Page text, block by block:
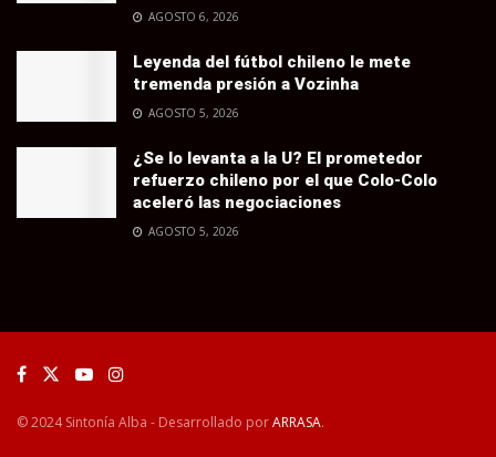
AGOSTO 6, 2026
Leyenda del fútbol chileno le mete
tremenda presión a Vozinha
AGOSTO 5, 2026
¿Se lo levanta a la U? El prometedor
refuerzo chileno por el que Colo-Colo
aceleró las negociaciones
AGOSTO 5, 2026
© 2024 Sintonía Alba - Desarrollado porARRASA.